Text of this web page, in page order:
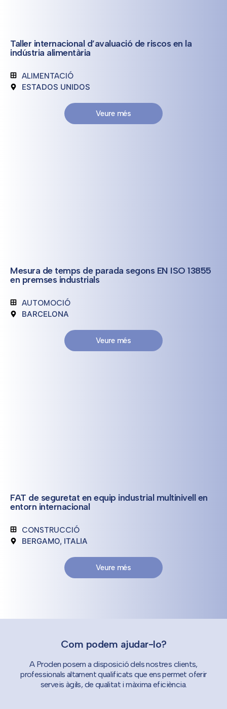
Taller internacional d’avaluació de riscos en la
indústria alimentària
ALIMENTACIÓ
ESTADOS UNIDOS
Veure més
Mesura de temps de parada segons EN ISO 13855
en premses industrials
AUTOMOCIÓ
BARCELONA
Veure més
FAT de seguretat en equip industrial multinivell en
entorn internacional
CONSTRUCCIÓ
BERGAMO, ITALIA
Veure més
Com podem ajudar-lo?
A Proden posem a disposició dels nostres clients,
professionals altament qualificats que ens permet oferir
serveis àgils, de qualitat i màxima eficiència.